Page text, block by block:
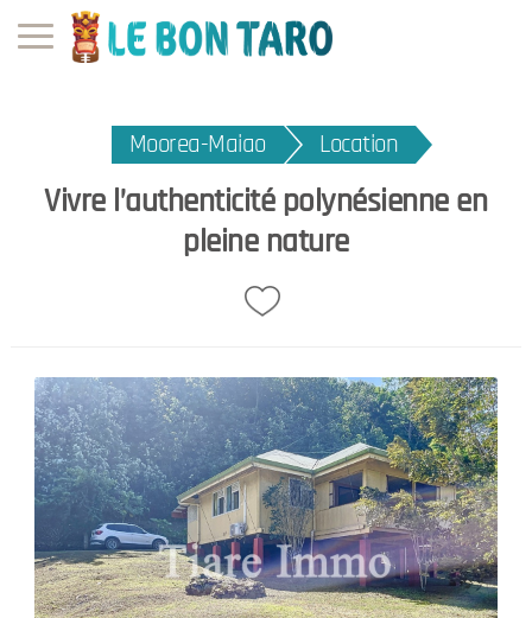
Moorea-Maiao Location
Vivre l’authenticité polynésienne en
pleine nature